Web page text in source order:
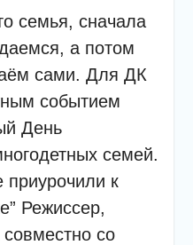
семья, сначала
а потом
сами. Для ДК
событием
День
семей.
к
Режиссер,
со